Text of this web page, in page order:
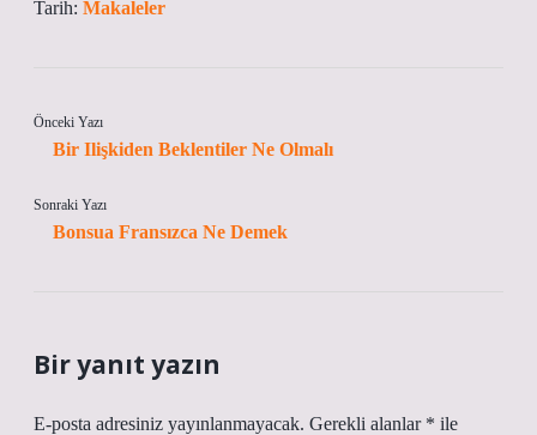
Tarih: Makaleler
Önceki Yazı
Bir Ilişkiden Beklentiler Ne Olmalı
Sonraki Yazı
Bonsua Fransızca Ne Demek
Bir yanıt yazın
E-posta adresiniz yayınlanmayacak. Gerekli alanlar * ile